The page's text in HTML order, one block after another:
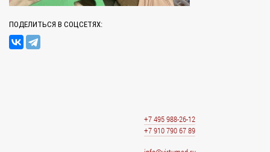
ПОДЕЛИТЬСЯ В СОЦСЕТЯХ:
+7 495 988-26-12
+7 910 790 67 89